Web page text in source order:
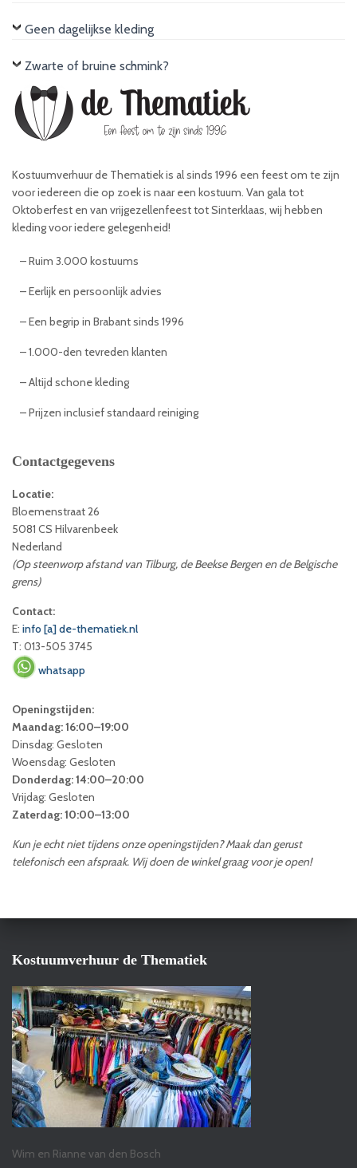
Geen dagelijkse kleding
Zwarte of bruine schmink?
Kostuumverhuur de Thematiek is al sinds 1996 een feest om te zijn
voor iedereen die op zoek is naar een kostuum. Van gala tot
Oktoberfest en van vrijgezellenfeest tot Sinterklaas, wij hebben
kleding voor iedere gelegenheid!
– Ruim 3.000 kostuums
– Eerlijk en persoonlijk advies
– Een begrip in Brabant sinds 1996
– 1.000-den tevreden klanten
– Altijd schone kleding
– Prijzen inclusief standaard reiniging
Contactgegevens
Locatie:
Bloemenstraat 26
5081 CS Hilvarenbeek
Nederland
(Op steenworp afstand van Tilburg, de Beekse Bergen en de Belgische
grens)
Contact:
E: info [a] de-thematiek.nl
T: 013-505 3745
whatsapp
Openingstijden:
Maandag: 16:00–19:00
Dinsdag: Gesloten
Woensdag: Gesloten
Donderdag: 14:00–20:00
Vrijdag: Gesloten
Zaterdag: 10:00–13:00
Kun je echt niet tijdens onze openingstijden? Maak dan gerust
telefonisch een afspraak. Wij doen de winkel graag voor je open!
Kostuumverhuur de Thematiek
Wim en Rianne van den Bosch